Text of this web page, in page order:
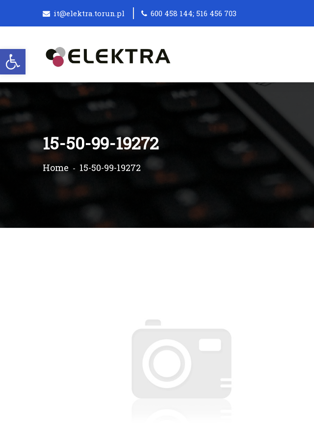
Otwórz pasek narzędzi
it@elektra.torun.pl 600 458 144; 516 456 703
15-50-99-19272
Home 15-50-99-19272